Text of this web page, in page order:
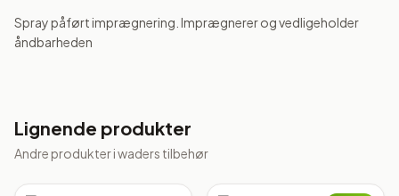
Spray påført imprægnering. Imprægnerer og vedligeholder
åndbarheden
Lignende produkter
Andre produkter iwaders tilbehør